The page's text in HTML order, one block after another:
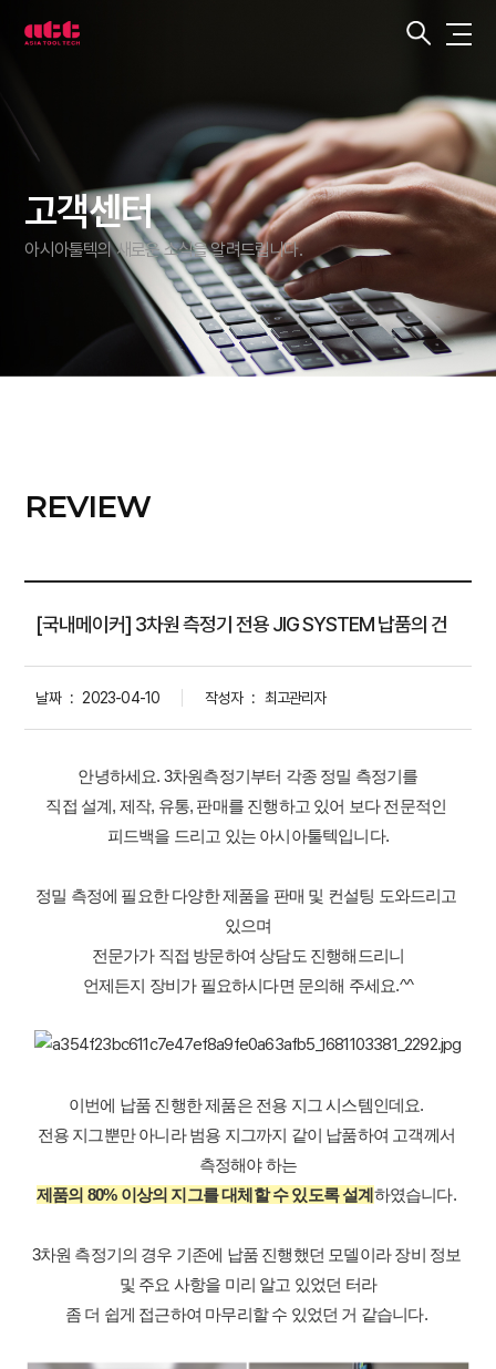
고객센터
아시아툴텍의 새로운 소식을 알려드립니다.
REVIEW
[국내메이커] 3차원 측정기 전용 JIG SYSTEM 납품의 건
날짜 : 2023-04-10 작성자 : 최고관리자
안녕하세요. 3차원측정기부터 각종 정밀 측정기를
직접 설계, 제작, 유통, 판매를 진행하고 있어 보다 전문적인
피드백을 드리고 있는 아시아툴텍입니다.
정밀 측정에 필요한 다양한 제품을 판매 및 컨설팅 도와드리고
있으며
전문가가 직접 방문하여 상담도 진행해드리니
언제든지 장비가 필요하시다면 문의해 주세요.^^
이번에 납품 진행한 제품은 전용 지그 시스템인데요.
전용 지그뿐만 아니라 범용 지그까지 같이 납품하여 고객께서
측정해야 하는
제품의 80% 이상의 지그를 대체할 수 있도록 설계하였습니다.
3차원 측정기의 경우 기존에 납품 진행했던 모델이라 장비 정보
및 주요 사항을 미리 알고 있었던 터라
좀 더 쉽게 접근하여 마무리할 수 있었던 거 같습니다.